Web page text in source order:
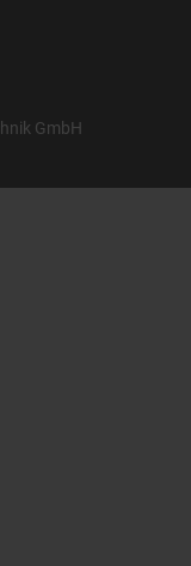
GmbH